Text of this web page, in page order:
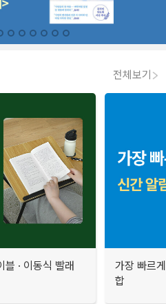
전체보기
· 이동식 빨래
가장 빠르
합